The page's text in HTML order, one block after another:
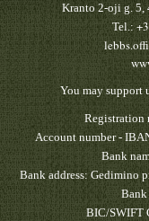
Kranto 2-oji g. 5,
Tel.:
You may support
Registration
Account number -
Bank
Bank address: Gedimino
Bank
BIC/SWIFT